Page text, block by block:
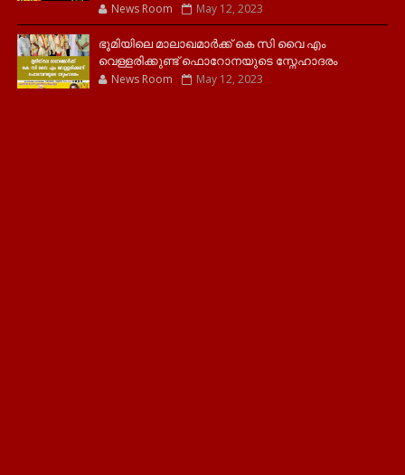
News Room May 12, 2023
ഭൂമിയിലെ മാലാഖമാർക്ക് കെ സി വൈ എം
വെള്ളരിക്കുണ്ട് ഫൊറോനയുടെ സ്നേഹാദരം
News Room May 12, 2023